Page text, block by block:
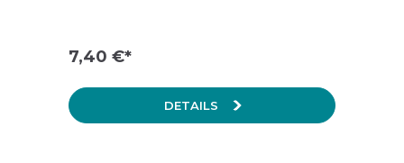
7,40 €*
DETAILS